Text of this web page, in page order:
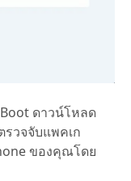
ดาวน์โหลด
รวจจับแพคเก
ของคุณโดย